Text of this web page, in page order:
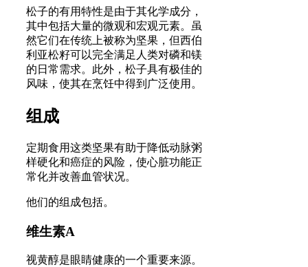
松子的有用特性是由于其化学成分，
其中包括大量的微观和宏观元素。虽
然它们在传统上被称为坚果，但西伯
利亚松籽可以完全满足人类对磷和镁
的日常需求。此外，松子具有极佳的
风味，使其在烹饪中得到广泛使用。
组成
定期食用这类坚果有助于降低动脉粥
样硬化和癌症的风险，使心脏功能正
常化并改善血管状况。
他们的组成包括。
维生素A
视黄醇是眼睛健康的一个重要来源。